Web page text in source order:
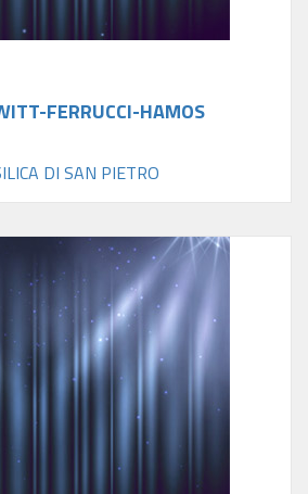
FERRUCCI-HAMOS
DI SAN PIETRO